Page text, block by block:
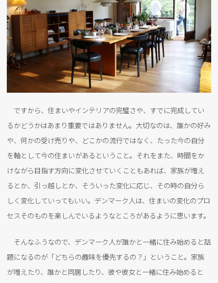
ですから、住まいやインテリアの完璧さや、すでに完成してい
るかどうかはあまり重要ではありません。大切なのは、誰かの好み
や、何かの受け売りや、どこかの流行ではなく、たった今の自分
を軸として今の住まいがあるということ。それをまた、時間をか
けながら目指す方向に変化させていくこともあれば、家族が増え
るとか、引っ越しとか、そういった変化に応じ、その時の自分ら
しく変化していってもいい。デンマーク人は、住まいの変化のプロ
セスそのものを楽しんでいるようなところがあるように思います。
そんなふうなので、デンマーク人が誰かと一緒に住み始めると話
題になるのが「どちらの趣味を優先するの？」ということ。家族
が増えたり、誰かと同居したり、彼や彼女と一緒に住み始めると